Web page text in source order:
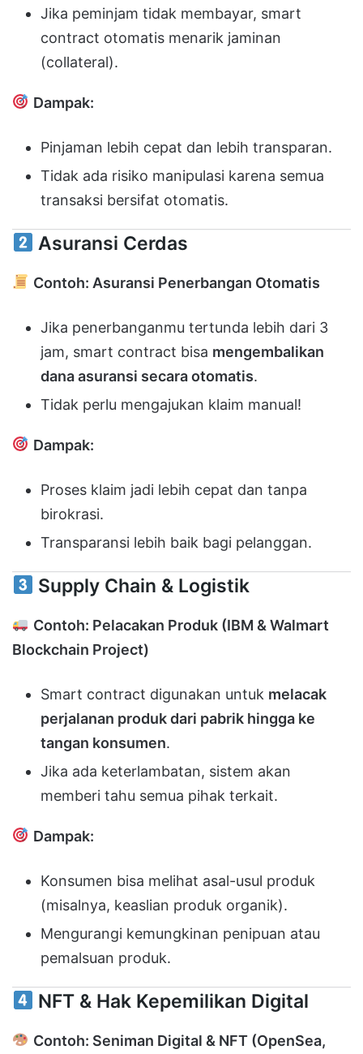
Jika peminjam tidak membayar, smart
contract otomatis menarik jaminan
(collateral).
Dampak:
Pinjaman lebih cepat dan lebih transparan.
Tidak ada risiko manipulasi karena semua
transaksi bersifat otomatis.
Asuransi Cerdas
Contoh: Asuransi Penerbangan Otomatis
Jika penerbanganmu tertunda lebih dari 3
jam, smart contract bisa mengembalikan
dana asuransi secara otomatis.
Tidak perlu mengajukan klaim manual!
Dampak:
Proses klaim jadi lebih cepat dan tanpa
birokrasi.
Transparansi lebih baik bagi pelanggan.
Supply Chain & Logistik
Contoh: Pelacakan Produk (IBM & Walmart
Blockchain Project)
Smart contract digunakan untuk melacak
perjalanan produk dari pabrik hingga ke
tangan konsumen.
Jika ada keterlambatan, sistem akan
memberi tahu semua pihak terkait.
Dampak:
Konsumen bisa melihat asal-usul produk
(misalnya, keaslian produk organik).
Mengurangi kemungkinan penipuan atau
pemalsuan produk.
NFT & Hak Kepemilikan Digital
Contoh: Seniman Digital & NFT (OpenSea,